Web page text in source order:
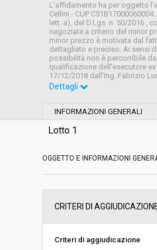
L’affidamento ha per oggetto
Cellini - CUP
lett. a), del D.Lgs. n. 50/2016 ,
negoziate a criterio del minor
minor prezzo è motivata dal
dettagliato e preciso. Ai sensi
possibilità non è percorribile
qualificazione dell'esecutore ex
17/12/2018 dall'Ing. Fabrizio
Tipo di contratto:
Data pubblicazione:
Svolgimento:
Dettagli
INFORMAZIONI GENERALI
Lotto 1
OGGETTO E INFORMAZIONI
CRITERI DI
Criteri di aggiudicazione